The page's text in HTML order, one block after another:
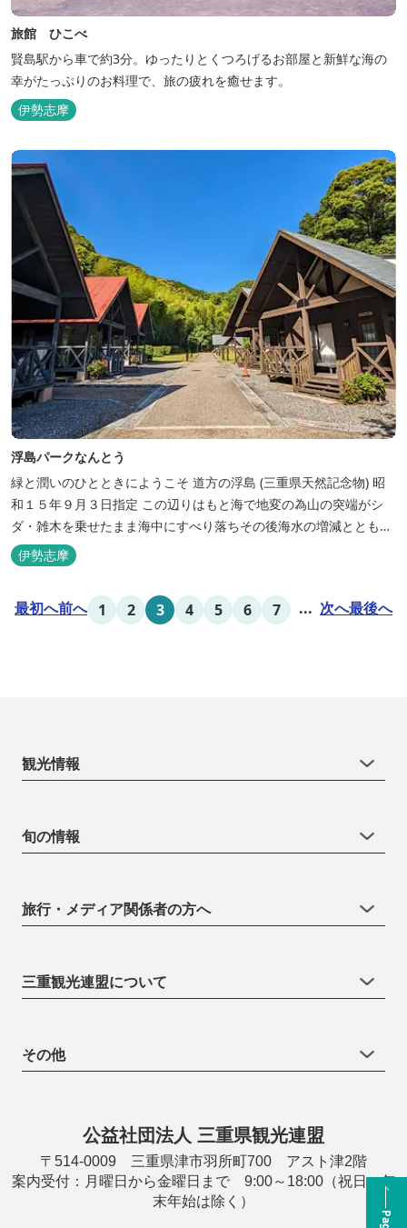
旅館 ひこべ
賢島駅から車で約3分。ゆったりとくつろげるお部屋と新鮮な海の
幸がたっぷりのお料理で、旅の疲れを癒せます。
伊勢志摩
浮島パークなんとう
緑と潤いのひとときにようこそ ​道方の浮島 (三重県天然記念物) 昭
和１５年９月３日指定 この辺りはもと海で地変の為山の突端がシ
ダ・雑木を乗せたまま海中にすべり落ちその後海水の増減とともに
浮き沈みするようになったと伝えられています。 周辺は浮島を廻る
散策路が設けられ、また海岸線が一望できる展望塔へと続く遊歩道
用頂け...
伊勢志摩
最初へ前へ 1 2 3 4 5 6 7 ... 次へ最後へ
観光情報
旬の情報
旅行・メディア関係者の方へ
三重観光連盟について
その他
公益社団法人 三重県観光連盟
〒514-0009 三重県津市羽所町700 アスト津2階
案内受付：月曜日から金曜日まで 9:00～18:00（祝日・年
末年始は除く）